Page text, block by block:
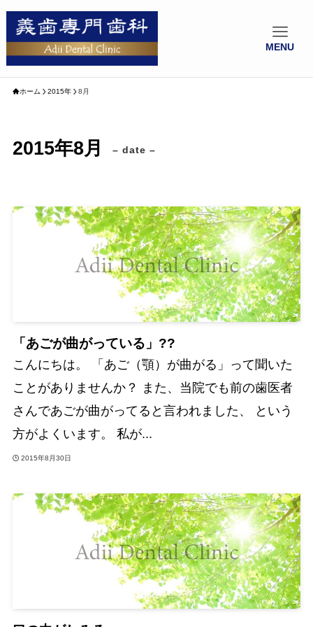
MENU
ホーム 2015年 8月
2015年8月 – date –
「あごが曲がっている」??
こんにちは。 「あご（顎）が曲がる」って聞いた
ことがありませんか？ また、当院でも前の歯医者
さんであごが曲がってると言われました、 という
方がよくいます。 私が...
2015年8月30日